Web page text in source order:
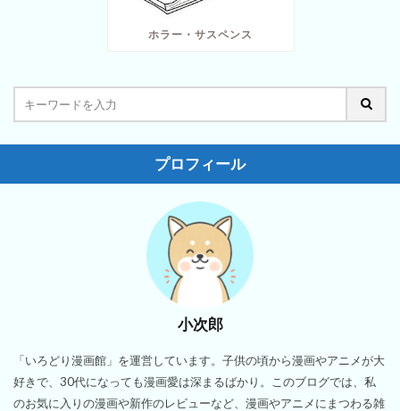
ホラー・サスペンス
プロフィール
小次郎
「いろどり漫画館」を運営しています。子供の頃から漫画やアニメが大
好きで、30代になっても漫画愛は深まるばかり。このブログでは、私
のお気に入りの漫画や新作のレビューなど、漫画やアニメにまつわる雑